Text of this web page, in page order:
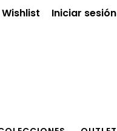
Wishlist Iniciar sesión